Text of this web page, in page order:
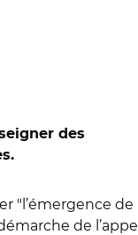
des
"l’émergence de
de l’appel